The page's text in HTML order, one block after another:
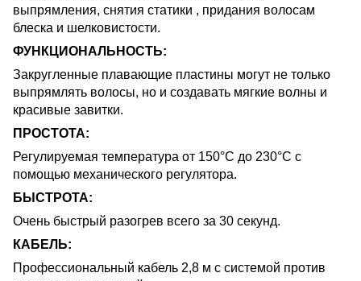
выпрямления, снятия статики , придания волосам
блеска и шелковистости.
ФУНКЦИОНАЛЬНОСТЬ:
Закругленные плавающие пластины могут не только
выпрямлять волосы, но и создавать мягкие волны и
красивые завитки.
ПРОСТОТА:
Регулируемая температура от 150°С до 230°С с
помощью механического регулятора.
БЫСТРОТА:
Очень быстрый разогрев всего за 30 секунд.
КАБЕЛЬ:
Профессиональный кабель 2,8 м с системой против